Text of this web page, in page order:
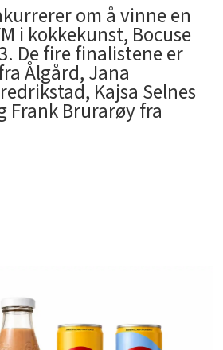
om å vinne en
i kokkekunst, Bocuse
De fire finalistene er
Ålgård, Jana
Kajsa Selnes
Frank Brurarøy fra